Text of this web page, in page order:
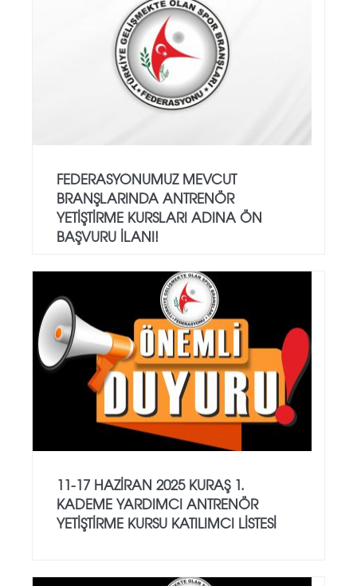
FEDERASYONUMUZ MEVCUT
BRANŞLARINDA ANTRENÖR
YETİŞTİRME KURSLARI ADINA ÖN
BAŞVURU İLANI!
11-17 HAZİRAN 2025 KURAŞ 1.
KADEME YARDIMCI ANTRENÖR
YETİŞTİRME KURSU KATILIMCI LİSTESİ